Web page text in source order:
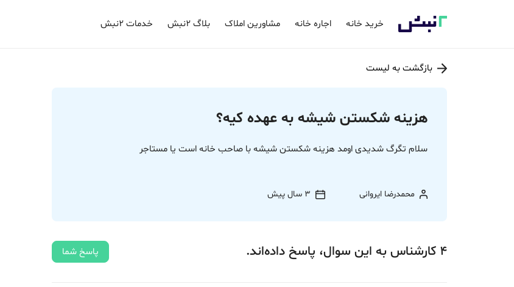
خرید خانه اجاره خانه مشاورین املاک بلاگ ۲نبش خدمات ۲نبش
بازگشت به لیست
هزینه شکستن شیشه به عهده کیه؟
سلام تگرگ شدیدی اومد هزینه شکستن شیشه با صاحب خانه است یا مستاجر
محمدرضا ایروانی 3 سال پیش
4 کارشناس به این سوال، پاسخ داده‌اند. پاسخ شما